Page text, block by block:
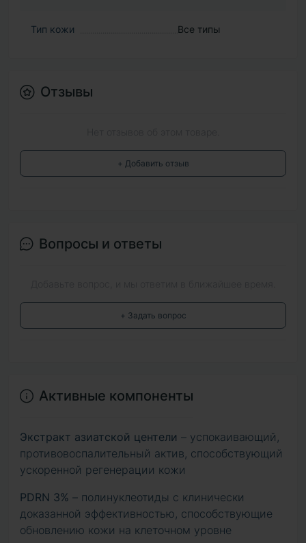
Тип кожи Все типы
Отзывы
+ Добавить отзыв
Вопросы и ответы
+ Задать вопрос
Активные компоненты
Экстракт азиатской центели – успокаивающий,
противовоспалительный актив, способствующий
ускоренной регенерации кожи
PDRN 3% – полинуклеотиды с клинически
доказанной эффективностью, способствующие
обновлению кожи на клеточном уровне